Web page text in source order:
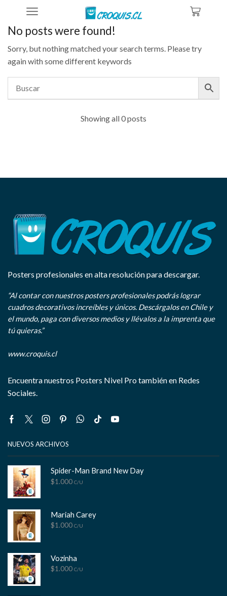
No posts were found!
Sorry, but nothing matched your search terms. Please try
again with some different keywords
Showing all 0 posts
Posters profesionales en alta resolución para descargar.
“Al contar con nuestros posters profesionales podrás lograr
cuadros decorativos increíbles y únicos. Descárgalos en Chile y
el mundo, paga con diversos medios y llévalos a la imprenta que
tú quieras.”
www.croquis.cl
Encuentra nuestros Posters Nivel Pro también en Redes
Sociales.
Facebook
TwitterInstagram
PinterestWhatsapp
Tik- Youtube
NUEVOS ARCHIVOS
Spider-Man Brand New Day
$1.000 C/U
Mariah Carey
$1.000 C/U
Vozinha
$1.000 C/U